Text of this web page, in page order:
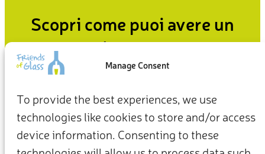
Manage Consent
To provide the best experiences, we use
technologies like cookies to store and/or access
device information. Consenting to these
Scopri come puoi avere un
impatto
Dal modo in cui viviamo in casa al modo in cui ci
quotidiane possono essere il punto di partenza per un
futuro più sostenibile.
Fai la tua parte ora